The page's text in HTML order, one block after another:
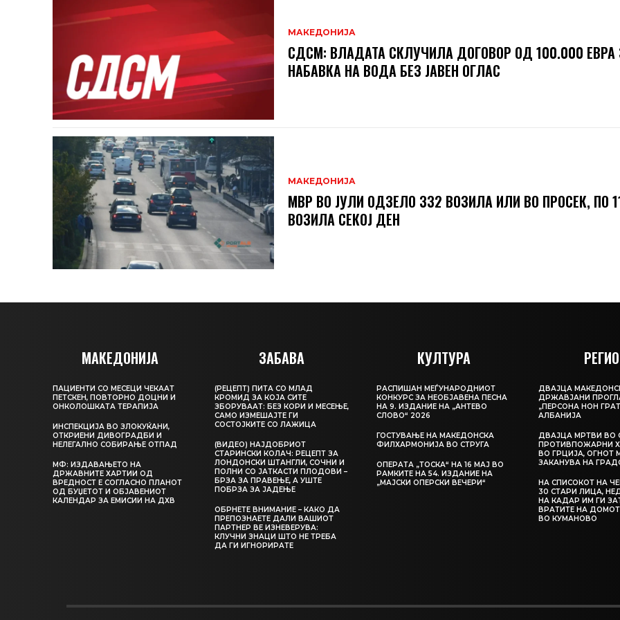
МАКЕДОНИЈА
СДСМ: ВЛАДАТА СКЛУЧИЛА ДОГОВОР ОД 100.000 ЕВРА
НАБАВКА НА ВОДА БЕЗ ЈАВЕН ОГЛАС
МАКЕДОНИЈА
МВР ВО ЈУЛИ ОДЗЕЛО 332 ВОЗИЛА ИЛИ ВО ПРОСЕК, ПО
ВОЗИЛА СЕКОЈ ДЕН
МАКЕДОНИЈА
ПАЦИЕНТИ СО МЕСЕЦИ ЧЕКААТ
ПЕТСКЕН, ПОВТОРНО ДОЦНИ И
ОНКОЛОШКАТА ТЕРАПИЈА
ИНСПЕКЦИЈА ВО ЗЛОКУЌАНИ,
ОТКРИЕНИ ДИВОГРАДБИ И
НЕЛЕГАЛНО СОБИРАЊЕ ОТПАД
МФ: ИЗДАВАЊЕТО НА
ДРЖАВНИТЕ ХАРТИИ ОД
ВРЕДНОСТ Е СОГЛАСНО ПЛАНОТ
ОД БУЏЕТОТ И ОБЈАВЕНИОТ
КАЛЕНДАР ЗА ЕМИСИИ НА ДХВ
ЗАБАВА
(РЕЦЕПТ) ПИТА СО МЛАД
КРОМИД ЗА КОЈА СИТЕ
ЗБОРУВААТ: БЕЗ КОРИ И МЕСЕЊЕ,
САМО ИЗМЕШАЈТЕ ГИ
СОСТОЈКИТЕ СО ЛАЖИЦА
(ВИДЕО) НАЈДОБРИОТ
СТАРИНСКИ КОЛАЧ: РЕЦЕПТ ЗА
ЛОНДОНСКИ ШТАНГЛИ, СОЧНИ И
ПОЛНИ СО ЈАТКАСТИ ПЛОДОВИ –
БРЗА ЗА ПРАВЕЊЕ, А УШТЕ
ПОБРЗА ЗА ЈАДЕЊЕ
ОБРНЕТЕ ВНИМАНИЕ – КАКО ДА
ПРЕПОЗНАЕТЕ ДАЛИ ВАШИОТ
ПАРТНЕР ВЕ ИЗНЕВЕРУВА:
КЛУЧНИ ЗНАЦИ ШТО НЕ ТРЕБА
ДА ГИ ИГНОРИРАТЕ
КУЛТУРА
РАСПИШАН МЕЃУНАРОДНИОТ
КОНКУРС ЗА НЕОБЈАВЕНА ПЕСНА
НА 9. ИЗДАНИЕ НА „АНТЕВО
СЛОВО“ 2026
ГОСТУВАЊЕ НА МАКЕДОНСКА
ФИЛХАРМОНИЈА ВО СТРУГА
ОПЕРАТА „ТОСКА“ НА 16 МАЈ ВО
РАМКИТЕ НА 54. ИЗДАНИЕ НА
„МАЈСКИ ОПЕРСКИ ВЕЧЕРИ“
ДВАЈЦА
ДРЖАВЈАНИ
„ПЕРСОНА НОН
АЛБАНИЈА
ДВАЈЦА МРТВИ ВО
ПРОТИВПОЖАРНИ
ВО ГРЦИЈА, ОГНОТ
ЗАКАНУВА НА
НА СПИСОКОТ НА
30 СТАРИ ЛИЦА,
НА КАДАР ИМ ГИ
ВРАТИТЕ НА
ВО КУМАНОВО